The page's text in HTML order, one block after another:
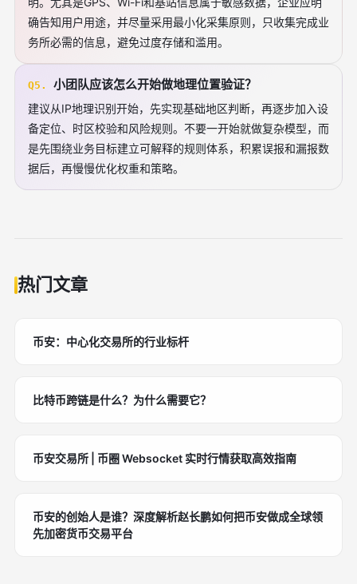
确告知用户用途，并尽量采用最小化采集原则，只收集完成业
务所必需的信息，避免过度存储和滥用。
Q5. 小团队应该怎么开始做地理位置验证？
建议从IP地理识别开始，先实现基础地区判断，再逐步加入设
备定位、时区校验和风险规则。不要一开始就做复杂模型，而
是先围绕业务目标建立可解释的规则体系，积累误报和漏报数
据后，再慢慢优化权重和策略。
热门文章
币安：中心化交易所的行业标杆
比特币跨链是什么？为什么需要它？
币安交易所 | 币圈 Websocket 实时行情获取高效指南
币安的创始人是谁？深度解析赵长鹏如何把币安做成全球领
先加密货币交易平台